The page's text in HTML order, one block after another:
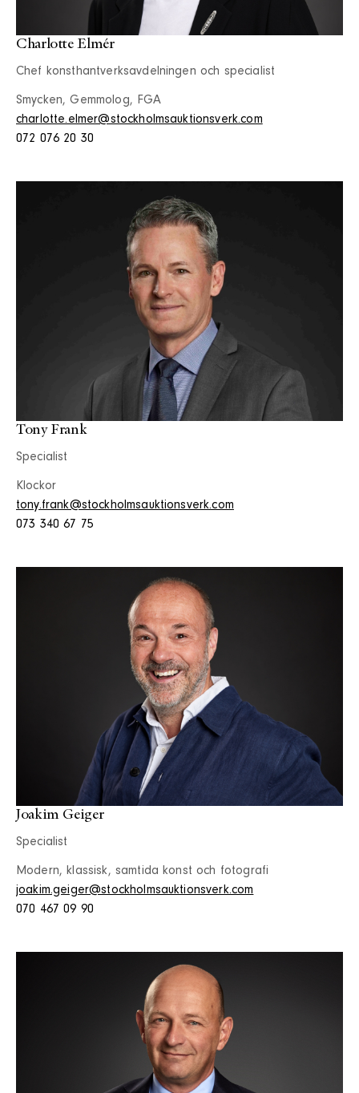
Charlotte Elmér
Chef konsthantverksavdelningen och specialist
Smycken, Gemmolog, FGA
charlotte.elmer@stockholmsauktionsverk.com
072 076 20 30
Tony Frank
Specialist
Klockor
tony.frank@stockholmsauktionsverk.com
073 340 67 75
Joakim Geiger
Specialist
Modern, klassisk, samtida konst och fotografi
joakim.geiger@stockholmsauktionsverk.com
070 467 09 90